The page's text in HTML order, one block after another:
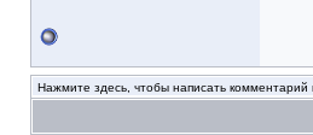
Нажмите здесь, чтобы написать